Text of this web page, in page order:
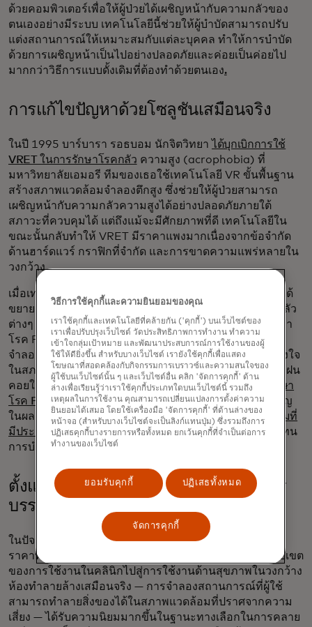
ด้วยคอมพิวเตอร์เพื่อให้ผู้ป่วยได้เผชิญหน้ากับความกลัวของ
ตนเองอย่างมีระบบ เทคโนโลยีนี้ช่วยให้ผู้บำบัดสามารถปรับ
แต่งสถานการณ์ให้เหมาะสมกับแต่ละบุคคล ทำให้การบำบัด
ด้วยการเผชิญหน้าเป็นไปอย่างปลอดภัยและค่อยเป็นค่อยไป
มากกว่าวิธีการแบบดั้งเดิมที่ต้องทำด้วยตนเอง.
การแก้ไขปัญหาด้วยโซลูชันเสมือนจริง
ในปี 1995 บาร์บารา รอธบอม นักจิตวิทยา ได้บุกเบิกการใช้
VRET ในการรักษาโรคกลัว ความสูง (acrophobia) ที่
มหาวิทยาลัยเอมอรี ทีมของเธอใช้เทคโนโลยี VR ขั้นพื้นฐาน
สร้างสภาพแวดล้อมจำลองตึกสูง ซึ่งช่วยให้ผู้ป่วยสามารถ
เผชิญหน้ากับความกลัวความสูงได้อย่างปลอดภัยภายใต้
สภาวะที่ควบคุมได้ แต่ถึงแม้จะมีศักยภาพที่ดี เทคโนโลยีใน
ขณะนั้นกลับทำให้ VRET มีราคาแพงมากเนื่องจากข้อจำกัด
ด้านฮาร์ดแวร์ กราฟิกที่จำกัด และการขาดความแพร่หลายใน
วงกว้าง
เมื่อเทคโนโลยีพัฒนาขึ้นในช่วงต้นทศวรรษ 2000 นักวิจัยได้
ขยายการประยุกต์ใช้ VRET นอกเหนือจากการรักษาโรคกลัว
ต่างๆ หนึ่งในประโยชน์ที่โดดเด่นที่สุดคือการใช้ในการรักษา
โรค PTSD โดยเฉพาะในกลุ่มทหารผ่านศึก สถานการณ์
จำลองการสู้รบช่วยให้ทหารสามารถจัดการกับบาดแผลทางใจ
ในสภาพแวดล้อมที่ควบคุมได้ โดยมีนักบำบัดที่ได้รับการฝึกฝน
คอยให้คำแนะนำผลการศึกษาจากศูนย์แห่งชาติเพื่อการรักษา
โรค PTSDแสดงให้เห็นถึงการพัฒนาที่ดีขึ้นอย่างมีนัยสำคัญ
ในผลลัพธ์ของผู้ป่วยซึ่งพิสูจน์ได้ว่า VR สามารถเป็นส่วนเสริมที่
มีประสิทธิภาพสำหรับการบำบัดแบบดั้งเดิม ไม่ใช่การทดแทน
การบำบัดแบบดั้งเดิม
ตั้งแต่การลดความวิตกกังวลไปจนถึงการ
บรรเทาความเครียดในที่ทำงาน
ในปัจจุบัน เมื่อเทคโนโลยีพัฒนาไปอย่างมากและชุด VR มี
ราคาที่เข้าถึงได้มากขึ้น การบำบัดด้วย VR จึงก้าวข้ามขอบเขต
ของการใช้งานในคลินิกไปสู่การใช้งานด้านสุขภาพในวงกว้าง
ห้องทำลายล้างเสมือนจริง — การจำลองสถานการณ์ที่ผู้ใช้
สามารถทำลายสิ่งของได้ในสภาพแวดล้อมที่ปราศจากความ
เสี่ยง — ได้รับความนิยมมากขึ้นในฐานะทางเลือกในการคลาย
วิธีการใช้คุกกี้และความยินยอมของคุณ
เราใช้คุกกี้และเทคโนโลยีที่คล้ายกัน ('คุกกี้') บนเว็บไซต์ของ
เราเพื่อปรับปรุงเว็บไซต์ วัดประสิทธิภาพการทำงาน ทำความ
เข้าใจกลุ่มเป้าหมาย และพัฒนาประสบการณ์การใช้งานของผู้
ใช้ให้ดียิ่งขึ้น สำหรับบางเว็บไซต์ เรายังใช้คุกกี้เพื่อแสดง
โฆษณาที่สอดคล้องกับกิจกรรมการเบราวซ์และความสนใจของ
ผู้ใช้บนเว็บไซต์นั้น ๆ และเว็บไซต์อื่น คลิก 'จัดการคุกกี้' ด้าน
ล่างเพื่อเรียนรู้ว่าเราใช้คุกกี้ประเภทใดบนเว็บไซต์นี้ รวมถึง
เหตุผลในการใช้งาน คุณสามารถเปลี่ยนแปลงการตั้งค่าความ
ยินยอมได้เสมอ โดยใช้เครื่องมือ 'จัดการคุกกี้' ที่ด้านล่างของ
หน้าจอ (สำหรับบางเว็บไซต์จะเป็นลิงก์แทนปุ่ม) ซึ่งรวมถึงการ
ปฏิเสธคุกกี้บางรายการหรือทั้งหมด ยกเว้นคุกกี้ที่จำเป็นต่อการ
ทำงานของเว็บไซต์
ยอมรับคุกกี้ ปฏิเสธทั้งหมด
จัดการคุกกี้